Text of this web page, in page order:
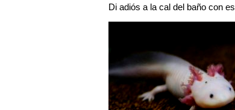
Di adiós a la cal del baño con